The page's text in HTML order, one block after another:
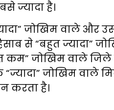
ज्यादा है।
जोखिम वाले और
से “बहुत ज्यादा”
कम” जोखिम वाले
“ज्यादा” जोखिम वाले
करता है।